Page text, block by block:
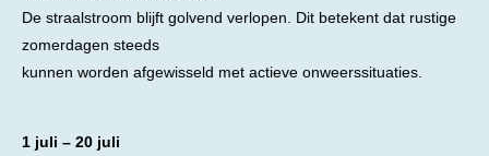
De straalstroom blijft golvend verlopen. Dit betekent dat rustige
zomerdagen steeds
kunnen worden afgewisseld met actieve onweerssituaties.
1 juli – 20 juli